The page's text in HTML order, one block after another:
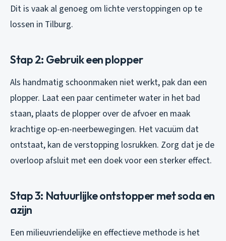
Dit is vaak al genoeg om lichte verstoppingen op te
lossen in Tilburg.
Stap 2: Gebruik een plopper
Als handmatig schoonmaken niet werkt, pak dan een
plopper. Laat een paar centimeter water in het bad
staan, plaats de plopper over de afvoer en maak
krachtige op-en-neerbewegingen. Het vacuüm dat
ontstaat, kan de verstopping losrukken. Zorg dat je de
overloop afsluit met een doek voor een sterker effect.
Stap 3: Natuurlijke ontstopper met soda en
azijn
Een milieuvriendelijke en effectieve methode is het